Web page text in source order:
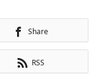
Share
RSS